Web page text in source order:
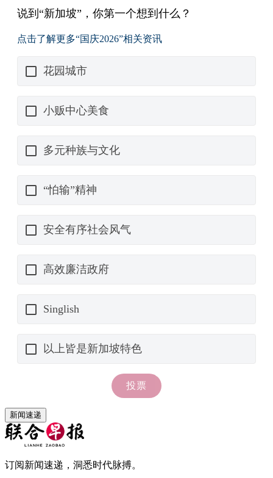
新闻速递
订阅新闻速递，洞悉时代脉搏。